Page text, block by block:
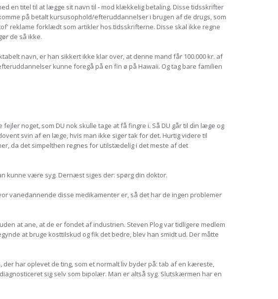
en titel til at lægge sit navn til - mod klækkelig betaling. Disse tidsskrifter
på betalt kursusophold/efteruddannelser i brugen af de drugs, som
reklame forklædt som artikler hos tidsskrifterne. Disse skal ikke regne
de så ikke.
navn, er han sikkert ikke klar over, at denne mand får 100.000 kr. af
kunne foregå på en fin ø på Hawaii. Og tag bare familien
noget, som DU nok skulle tage at få fingre i. Så DU går til din læge og
svin af en læge, hvis man ikke siger tak for det. Hurtig videre til
da det simpelthen regnes for utilstædelig i det meste af det
kunne være syg. Dernæst siges der: spørg din doktor.
vanedannende disse medikamenter er, så det har de ingen problemer
at ane, at de er fondet af industrien. Steven Plog var tidligere medlem
at bruge kosttilskud og fik det bedre, blev han smidt ud. Der måtte
har oplevet de ting, som et normalt liv byder på: tab af en kæreste,
sig selv som bipolær. Man er altså syg. Slutskærmen har en